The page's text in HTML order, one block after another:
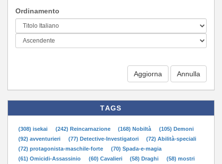
Ordinamento
Aggiorna
TAGS
(308) isekai (242) Reincarnazione (168) Nobiltà
(105) Demoni
(92) avventurieri
(77) Detective-Investigatori
(72) Abilità-speciali
(72) protagonista-maschile-forte
(70) Spada-e-magia
(61) Omicidi-Assassinio
(60) Cavalieri (58) Draghi
(58) mostri